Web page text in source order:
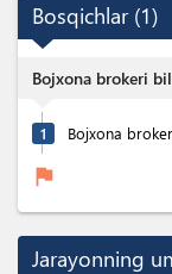
Bosqichlar (1)
Bojxona brokeri
1 Bojxona
flag
Jarayonning